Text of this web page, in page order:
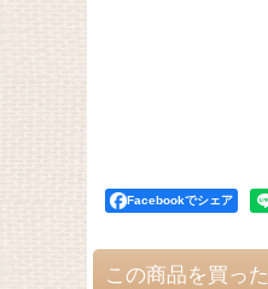
Facebookでシェア
この商品を買っ